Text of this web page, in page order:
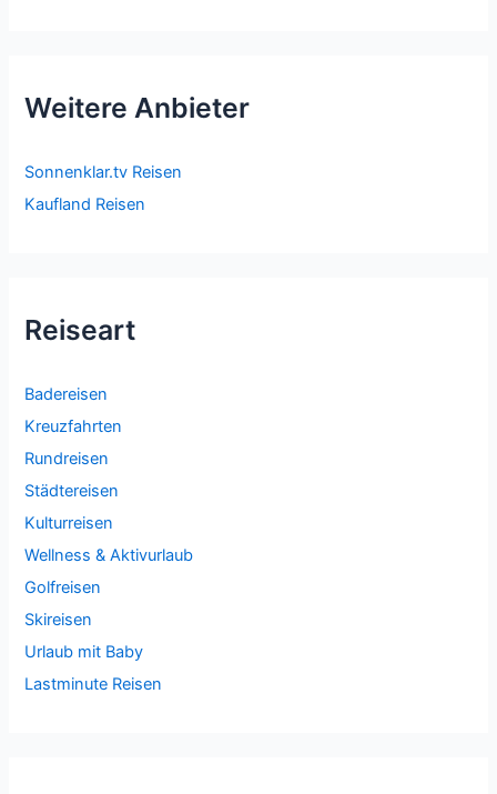
Weitere Anbieter
Sonnenklar.tv Reisen
Kaufland Reisen
Reiseart
Badereisen
Kreuzfahrten
Rundreisen
Städtereisen
Kulturreisen
Wellness & Aktivurlaub
Golfreisen
Skireisen
Urlaub mit Baby
Lastminute Reisen